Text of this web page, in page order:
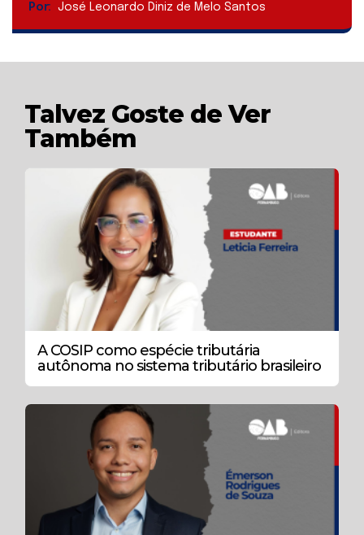
Por: José Leonardo Diniz de Melo Santos
Talvez Goste de Ver
Também
A COSIP como espécie tributária
autônoma no sistema tributário brasileiro